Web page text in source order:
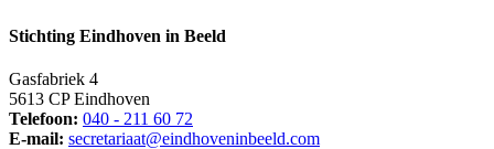
Stichting Eindhoven in Beeld
Gasfabriek 4
5613 CP Eindhoven
Telefoon: 040 - 211 60 72
E-mail: secretariaat@eindhoveninbeeld.com